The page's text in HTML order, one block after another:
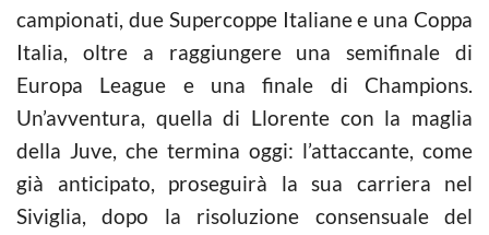
campionati, due Supercoppe Italiane e una Coppa
Italia, oltre a raggiungere una semifinale di
Europa League e una finale di Champions.
Un’avventura, quella di Llorente con la maglia
della Juve, che termina oggi: l’attaccante, come
già anticipato, proseguirà la sua carriera nel
Siviglia, dopo la risoluzione consensuale del